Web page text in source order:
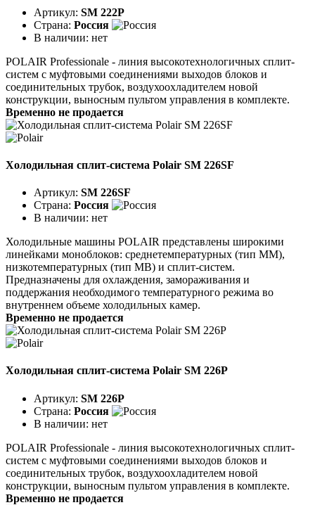
Артикул: SM 222P
Страна: Россия
В наличии: нет
POLAIR Professionale - линия высокотехнологичных сплит-
систем с муфтовыми соединениями выходов блоков и
соединительных трубок, воздухоохладителем новой
конструкции, выносным пультом управления в комплекте.
Временно не продается
Холодильная сплит-система Polair SM 226SF
Артикул: SM 226SF
Страна: Россия
В наличии: нет
Холодильные машины POLAIR представлены широкими
линейками моноблоков: среднетемпературных (тип ММ),
низкотемпературных (тип МВ) и сплит-систем.
Предназначены для охлаждения, замораживания и
поддержания необходимого температурного режима во
внутреннем объеме холодильных камер.
Временно не продается
Холодильная сплит-система Polair SM 226P
Артикул: SM 226P
Страна: Россия
В наличии: нет
POLAIR Professionale - линия высокотехнологичных сплит-
систем с муфтовыми соединениями выходов блоков и
соединительных трубок, воздухоохладителем новой
конструкции, выносным пультом управления в комплекте.
Временно не продается